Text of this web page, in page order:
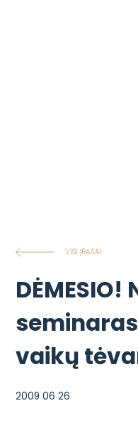
VISI ĮRAŠAI
vaikų
2009 06 26